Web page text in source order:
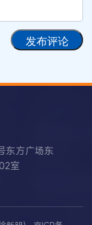
发布评论
东方广场东
室